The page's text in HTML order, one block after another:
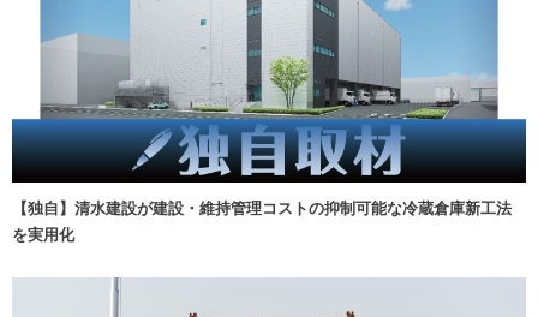
【独自】清水建設が建設・維持管理コストの抑制可能な冷蔵倉庫新工法
を実用化